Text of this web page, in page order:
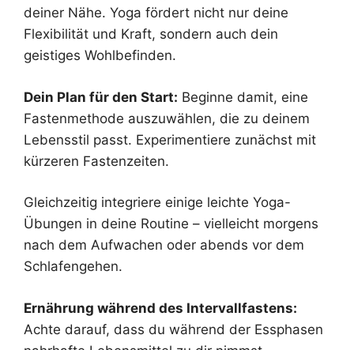
deiner Nähe. Yoga fördert nicht nur deine
Flexibilität und Kraft, sondern auch dein
geistiges Wohlbefinden.
Dein Plan für den Start: Beginne damit, eine
Fastenmethode auszuwählen, die zu deinem
Lebensstil passt. Experimentiere zunächst mit
kürzeren Fastenzeiten.
Gleichzeitig integriere einige leichte Yoga-
Übungen in deine Routine – vielleicht morgens
nach dem Aufwachen oder abends vor dem
Schlafengehen.
Ernährung während des Intervallfastens:
Achte darauf, dass du während der Essphasen